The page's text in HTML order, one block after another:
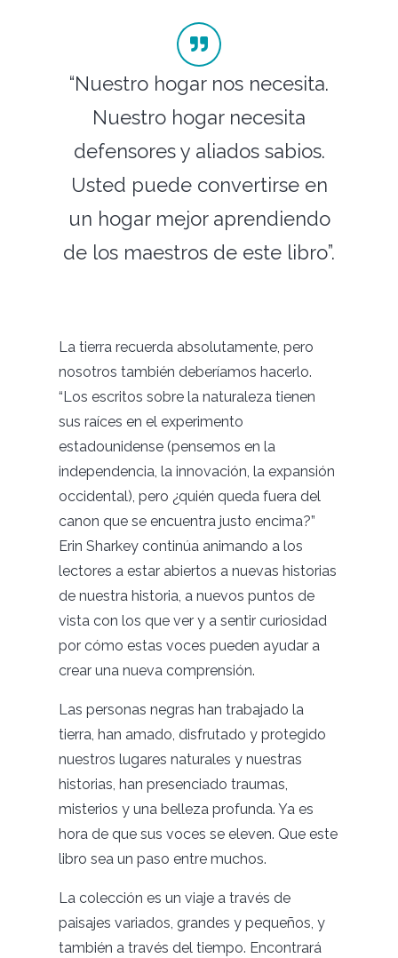
“Nuestro hogar nos necesita.
Nuestro hogar necesita
defensores y aliados sabios.
Usted puede convertirse en
un hogar mejor aprendiendo
de los maestros de este libro”.
La tierra recuerda absolutamente, pero
nosotros también deberíamos hacerlo.
“Los escritos sobre la naturaleza tienen
sus raíces en el experimento
estadounidense (pensemos en la
independencia, la innovación, la expansión
occidental), pero ¿quién queda fuera del
canon que se encuentra justo encima?”
Erin Sharkey continúa animando a los
lectores a estar abiertos a nuevas historias
de nuestra historia, a nuevos puntos de
vista con los que ver y a sentir curiosidad
por cómo estas voces pueden ayudar a
crear una nueva comprensión.
Las personas negras han trabajado la
tierra, han amado, disfrutado y protegido
nuestros lugares naturales y nuestras
historias, han presenciado traumas,
misterios y una belleza profunda. Ya es
hora de que sus voces se eleven. Que este
libro sea un paso entre muchos.
La colección es un viaje a través de
paisajes variados, grandes y pequeños, y
también a través del tiempo. Encontrará